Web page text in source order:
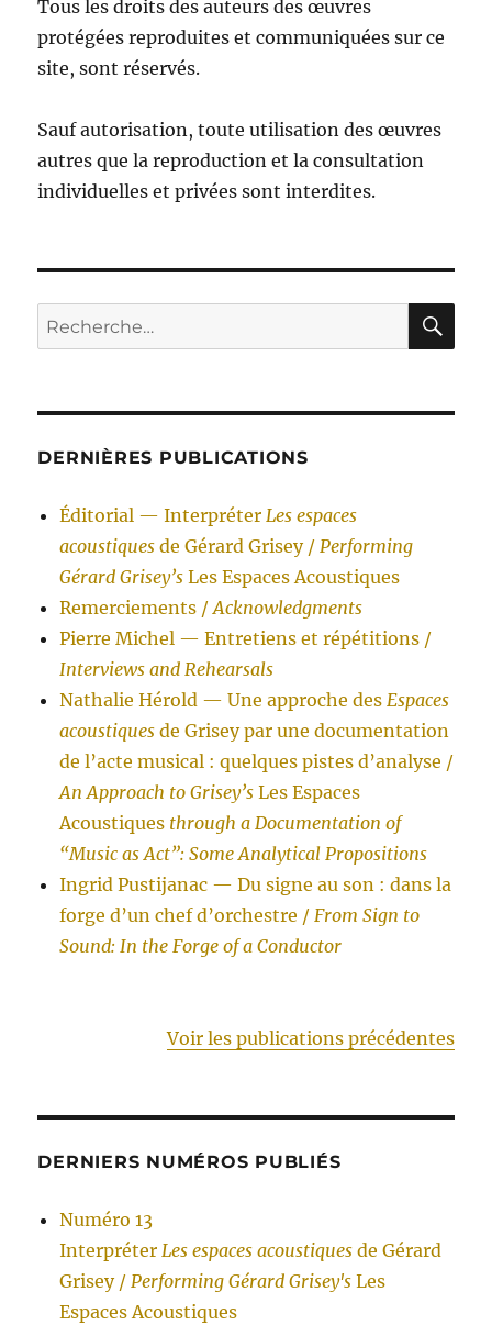
Tous les droits des auteurs des œuvres
protégées reproduites et communiquées sur ce
site, sont réservés.
Sauf autorisation, toute utilisation des œuvres
autres que la reproduction et la consultation
individuelles et privées sont interdites.
Recherche
pour :
DERNIÈRES PUBLICATIONS
Éditorial — InterpréterLes espaces
acoustiques de Gérard Grisey /Performing
Gérard Grisey’sLes Espaces Acoustiques
Remerciements /Acknowledgments
Pierre Michel — Entretiens et répétitions /
Interviews and Rehearsals
Nathalie Hérold — Une approche desEspaces
acoustiques de Grisey par une documentation
de l’acte musical : quelques pistes d’analyse /
An Approach to Grisey’s Les Espaces
Acoustiques through a Documentation of
“Music as Act”: Some Analytical Propositions
Ingrid Pustijanac — Du signe au son : dans la
forge d’un chef d’orchestre /From Sign to
Sound: In the Forge of a Conductor
Voir les publications précédentes
DERNIERS NUMÉROS PUBLIÉS
Numéro 13
InterpréterLes espaces acoustiques de Gérard
Grisey /Performing Gérard Grisey's Les
Espaces Acoustiques